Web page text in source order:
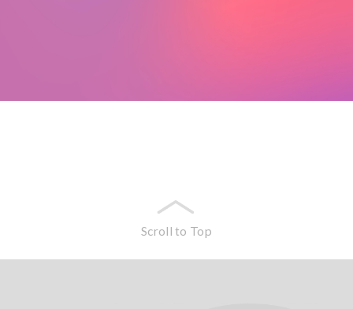
Scroll to Top